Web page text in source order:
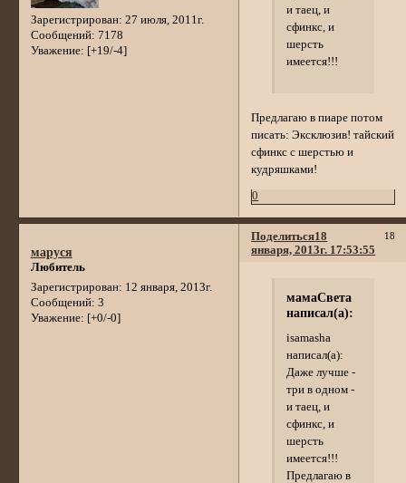
Зарегистрирован: 27 июля, 2011г.
Сообщений: 7178
Уважение: [+19/-4]
и таец, и
сфинкс, и
шерсть
имеется!!!
Предлагаю в пиаре потом
писать: Эксклюзив! тайский
сфинкс с шерстью и
кудряшками!
0
Поделиться 18
18
января, 2013г. 17:53:55
маруся
Любитель
Зарегистрирован: 12 января, 2013г.
Сообщений: 3
Уважение: [+0/-0]
мамаСвета
написал(а):
isamasha
написал(а):
Даже лучше -
три в одном -
и таец, и
сфинкс, и
шерсть
имеется!!!
Предлагаю в